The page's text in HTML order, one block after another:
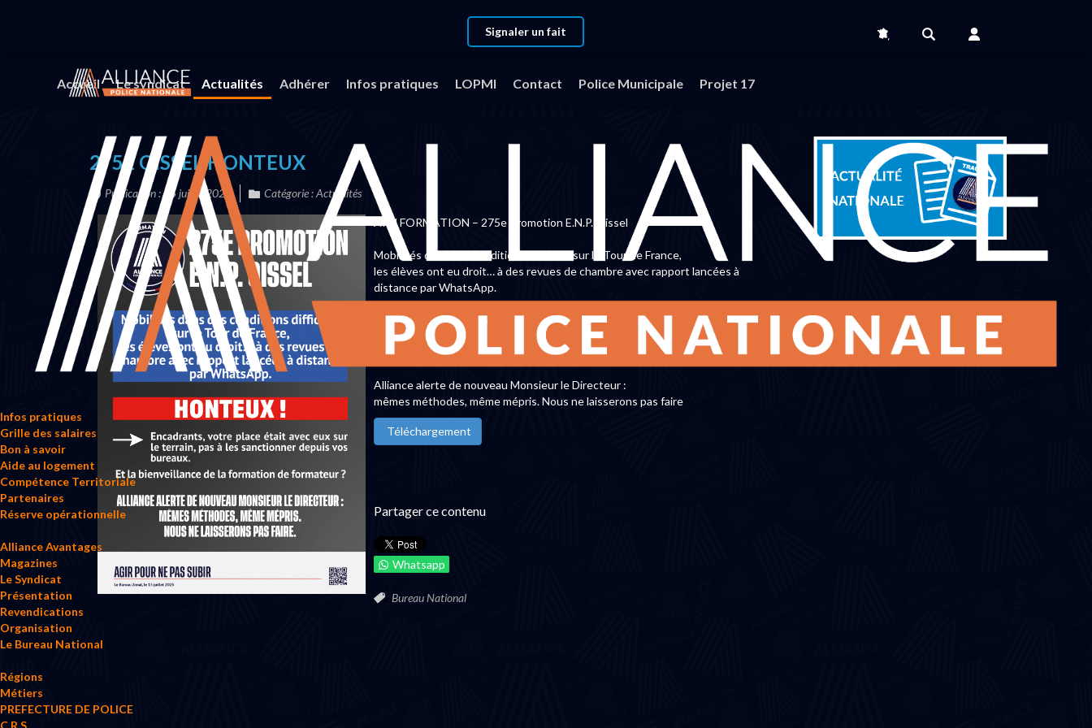
Signaler un fait
Accueil Le syndicat Actualités Adhérer Infos pratiques LOPMI Contact Police Municipale Projet 17
Infos pratiques
Grille des salaires
Bon à savoir
Aide au logement
Compétence Territoriale
Partenaires
Réserve opérationnelle
Alliance Avantages
Magazines
Le Syndicat
Présentation
Revendications
Organisation
Le Bureau National
Régions
Métiers
PREFECTURE DE POLICE
Vous êtes ici : Accueil
275E OISSEL HONTEUX
Publication : 15 juillet 2025 Catégorie :Actualités
APN FORMATION – 275e Promotion E.N.P. Oissel
Mobilisés dans des conditions difficiles sur le Tour de France,
les élèves ont eu droit… à des revues de chambre avec rapport lancées à
distance par WhatsApp.
👉 Honteux. Votre place était avec eux sur le terrain, pas à les sanctionner
depuis vos bureaux.
Et la bienveillance de la formation de formateur ?
Alliance alerte de nouveau Monsieur le Directeur :
mêmes méthodes, même mépris. Nous ne laisserons pas faire
Téléchargement
Partager ce contenu
Whatsapp
Bureau National